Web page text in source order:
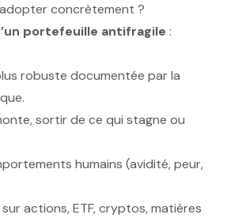
concrètement ?
portefeuille antifragile :
robuste documentée par la
sortir de ce qui stagne ou
humains (avidité, peur,
actions, ETF, cryptos, matières